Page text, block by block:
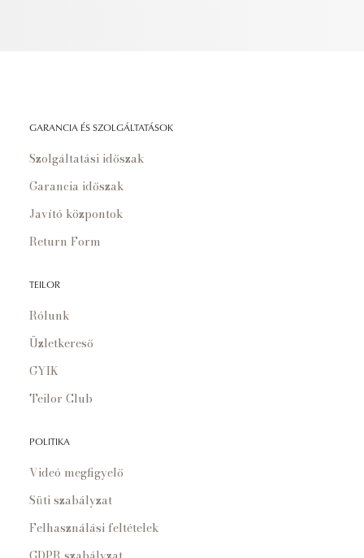
GARANCIA ÉS SZOLGÁLTATÁSOK
Szolgáltatási időszak
Garancia időszak
Javító központok
Return Form
TEILOR
Rólunk
Üzletkereső
GYIK
Teilor Club
POLITIKA
Videó megfigyelő
Süti szabályzat
Felhasználási feltételek